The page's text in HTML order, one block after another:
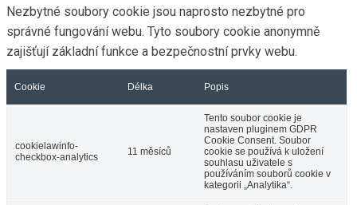
Nezbytné soubory cookie jsou naprosto nezbytné pro
správné fungování webu. Tyto soubory cookie anonymně
zajišťují základní funkce a bezpečnostní prvky webu.
Cookie Délka Popis
cookielawinfo-
checkbox-analytics
11 měsíců
Tento soubor cookie je
nastaven pluginem GDPR
Cookie Consent. Soubor
cookie se používá k uložení
souhlasu uživatele s
používáním souborů cookie v
kategorii „Analytika“.